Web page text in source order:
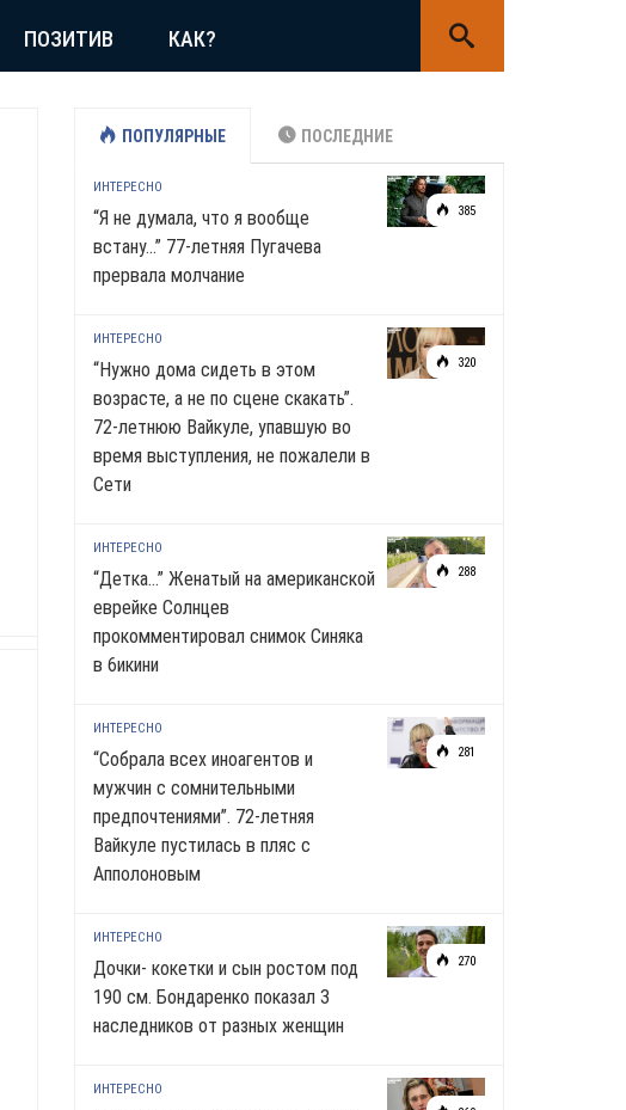
ПОЗИТИВ КАК?
ПОПУЛЯРНЫЕ ПОСЛЕДНИЕ
385
ИНТЕРЕСНО
“Я не думала, что я вообще
встану…” 77-летняя Пугачева
прервала молчание
320
ИНТЕРЕСНО
“Нужно дома сидеть в этом
возрасте, а не по сцене скакать”.
72-летнюю Вайкуле, упавшую во
время выступления, не пожалели в
Сети
288
ИНТЕРЕСНО
“Детка…” Женатый на американской
еврейке Солнцев
прокомментировал снимок Синяка
в 6икини
281
ИНТЕРЕСНО
“Собрала всех иноагентов и
мужчин с сомнительными
предпочтениями”. 72-летняя
Вайкуле пустилась в пляс с
Апполоновым
270
ИНТЕРЕСНО
Дочки- кокетки и сын ростом под
190 см. Бондаренко показал 3
наследников от разных женщин
ИНТЕРЕСНО